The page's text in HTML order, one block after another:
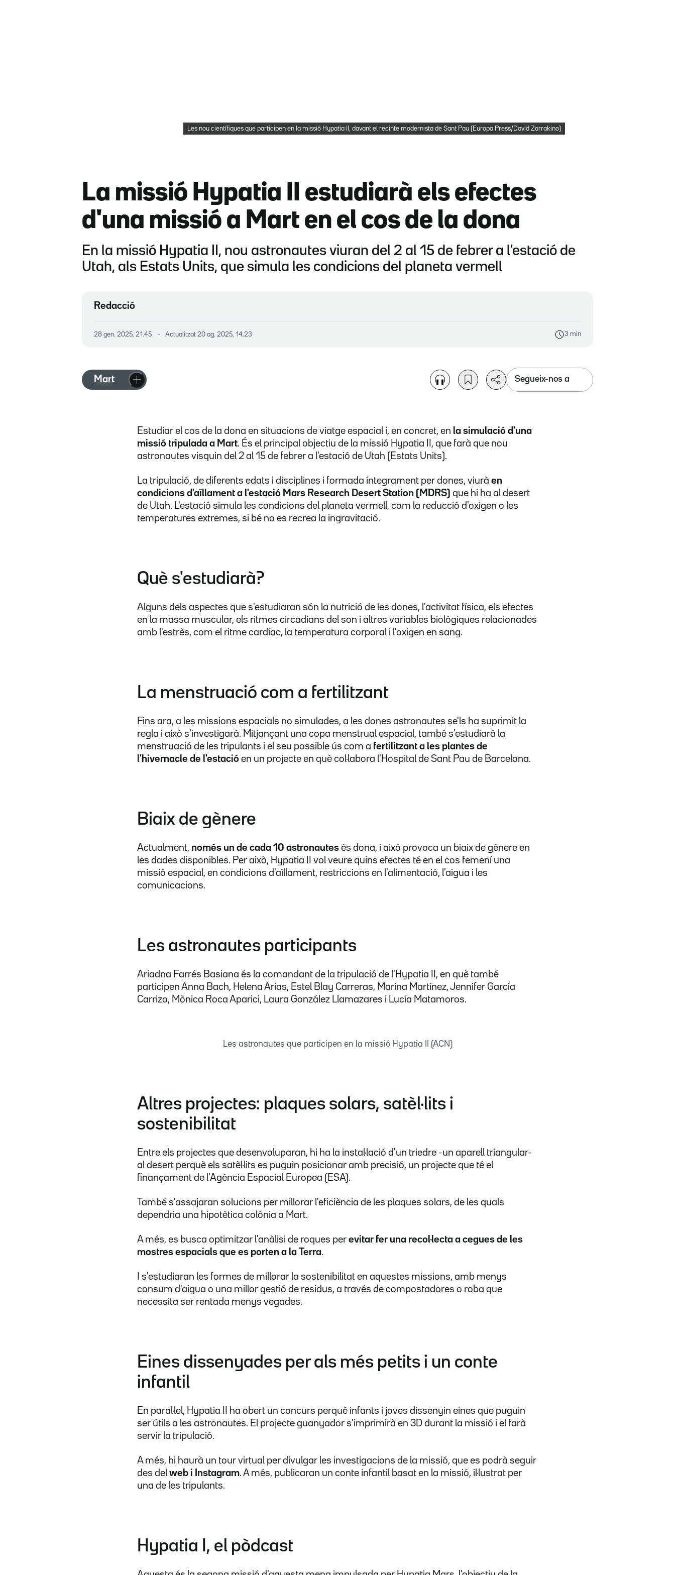
Les nou científiques que participen en la missió Hypatia II, davant el recinte modernista de Sant Pau (Europa Press/David Zorrakino)
La missió Hypatia II estudiarà els efectes
d'una missió a Mart en el cos de la dona
En la missió Hypatia II, nou astronautes viuran del 2 al 15 de febrer a l'estació de
Utah, als Estats Units, que simula les condicions del planeta vermell
Redacció
28 gen. 2025, 21.45 Actualitzat 20 ag. 2025, 14.23 3 min
Mart Segueix-nos a
Estudiar el cos de la dona en situacions de viatge espacial i, en concret, en la simulació d'una
missió tripulada a Mart. És el principal objectiu de la missió Hypatia II, que farà que nou
astronautes visquin del 2 al 15 de febrer a l'estació de Utah (Estats Units).
La tripulació, de diferents edats i disciplines i formada íntegrament per dones, viurà en
condicions d'aïllament a l'estació Mars Research Desert Station (MDRS) que hi ha al desert
de Utah. L'estació simula les condicions del planeta vermell, com la reducció d'oxigen o les
temperatures extremes, si bé no es recrea la ingravitació.
Què s'estudiarà?
Alguns dels aspectes que s'estudiaran són la nutrició de les dones, l'activitat física, els efectes
en la massa muscular, els ritmes circadians del son i altres variables biològiques relacionades
amb l'estrès, com el ritme cardíac, la temperatura corporal i l'oxigen en sang.
La menstruació com a fertilitzant
Fins ara, a les missions espacials no simulades, a les dones astronautes se'ls ha suprimit la
regla i això s'investigarà. Mitjançant una copa menstrual espacial, també s'estudiarà la
menstruació de les tripulants i el seu possible ús com a fertilitzant a les plantes de
l'hivernacle de l'estació en un projecte en què col·labora l'Hospital de Sant Pau de Barcelona.
Biaix de gènere
Actualment, només un de cada 10 astronautes és dona, i això provoca un biaix de gènere en
les dades disponibles. Per això, Hypatia II vol veure quins efectes té en el cos femení una
missió espacial, en condicions d'aïllament, restriccions en l'alimentació, l'aigua i les
comunicacions.
Les astronautes participants
Ariadna Farrés Basiana és la comandant de la tripulació de l'Hypatia II, en què també
participen Anna Bach, Helena Arias, Estel Blay Carreras, Marina Martínez, Jennifer García
Carrizo, Mònica Roca Aparici, Laura González Llamazares i Lucía Matamoros.
Les astronautes que participen en la missió Hypatia II (ACN)
Altres projectes: plaques solars, satèl·lits i
sostenibilitat
Entre els projectes que desenvoluparan, hi ha la instal·lació d'un triedre -un aparell triangular-
al desert perquè els satèl·lits es puguin posicionar amb precisió, un projecte que té el
finançament de l'Agència Espacial Europea (ESA).
També s'assajaran solucions per millorar l'eficiència de les plaques solars, de les quals
dependria una hipotètica colònia a Mart.
A més, es busca optimitzar l'anàlisi de roques per evitar fer una recol·lecta a cegues de les
mostres espacials que es porten a la Terra.
I s'estudiaran les formes de millorar la sostenibilitat en aquestes missions, amb menys
consum d'aigua o una millor gestió de residus, a través de compostadores o roba que
necessita ser rentada menys vegades.
Eines dissenyades per als més petits i un conte
infantil
En paral·lel, Hypatia II ha obert un concurs perquè infants i joves dissenyin eines que puguin
ser útils a les astronautes. El projecte guanyador s'imprimirà en 3D durant la missió i el farà
servir la tripulació.
A més, hi haurà un tour virtual per divulgar les investigacions de la missió, que es podrà seguir
des del web i Instagram. A més, publicaran un conte infantil basat en la missió, il·lustrat per
una de les tripulants.
Hypatia I, el pòdcast